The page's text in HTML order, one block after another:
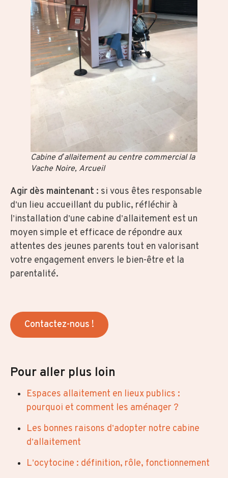
Cabine d’allaitement au centre commercial la
Vache Noire, Arcueil
Agir dès maintenant : si vous êtes responsable
d’un lieu accueillant du public, réfléchir à
l’installation d’une cabine d’allaitement est un
moyen simple et efficace de répondre aux
attentes des jeunes parents tout en valorisant
votre engagement envers le bien-être et la
parentalité.
Contactez-nous !
Pour aller plus loin
Espaces allaitement en lieux publics :
pourquoi et comment les aménager ?
Les bonnes raisons d’adopter notre cabine
d’allaitement
L’ocytocine : définition, rôle, fonctionnement